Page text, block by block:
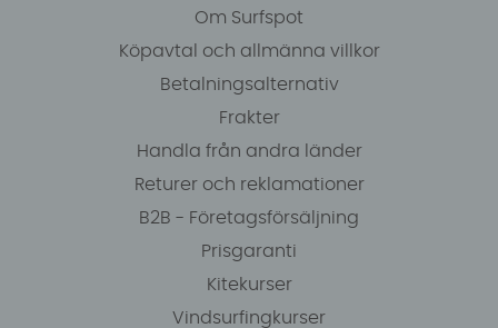
Om Surfspot
Köpavtal och allmänna villkor
Betalningsalternativ
Frakter
Handla från andra länder
Returer och reklamationer
B2B - Företagsförsäljning
Prisgaranti
Kitekurser
Vindsurfingkurser